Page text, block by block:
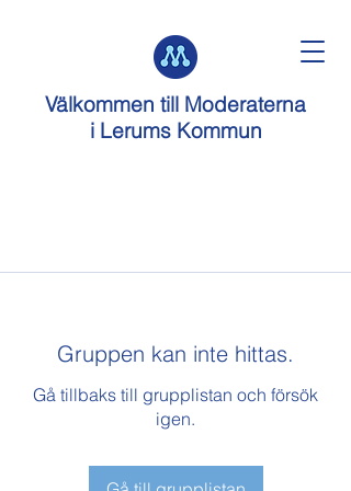
Välkommen till Moderaterna
i Lerums Kommun
Gruppen kan inte hittas.
Gå tillbaks till grupplistan och försök
igen.